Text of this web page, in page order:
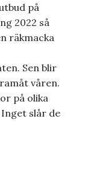
på
2022 så
räkmacka
Sen blir
våren.
på olika
slår de